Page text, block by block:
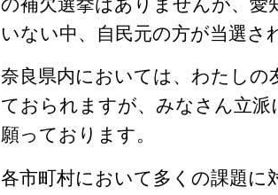
の補欠選挙はありませんが、愛
いない中、自民元の方が当選さ
奈良県内においては、わたしの
ておられますが、みなさん立
願っております。
各市町村において多くの課題に